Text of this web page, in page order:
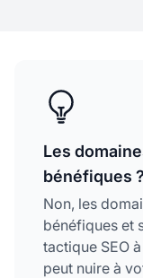
Les
bénéfiques ?
Non, les
bénéfiques et
tactique SEO
peut nuire à